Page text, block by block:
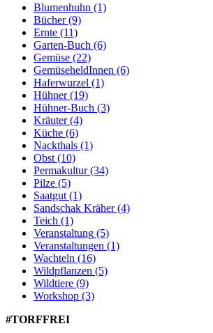
Blumenhuhn (1)
Bücher(9)
Ernte (11)
Garten-Buch (6)
Gemüse (22)
GemüseheldInnen (6)
Haferwurzel (1)
Hühner(19)
Hühner-Buch (3)
Kräuter(4)
Küche (6)
Nackthals (1)
Obst (10)
Permakultur(34)
Pilze (5)
Saatgut (1)
Sandschak Kräher(4)
Teich (1)
Veranstaltung (5)
Veranstaltungen (1)
Wachteln (16)
Wildpflanzen (5)
Wildtiere (9)
Workshop (3)
#TORFFREI